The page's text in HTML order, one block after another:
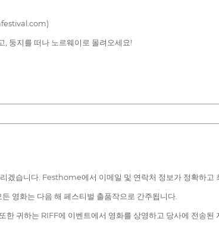
, 둥지를 떠나 노르웨이로 몰려오세요!
겠습니다. Festhome에서 이메일 및 연락처 정보가 정확하고
영화는 다음 해 페스티벌 출품작으로 간주됩니다.
귀하는 RIFF에 이벤트에서 영화를 상영하고 당사에 전송